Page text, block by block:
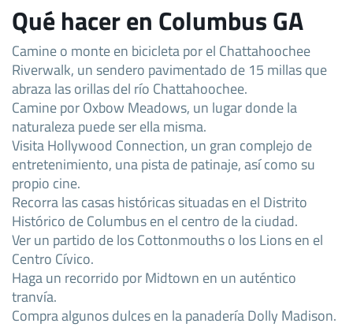
Qué hacer en Columbus GA
Camine o monte en bicicleta por el Chattahoochee
Riverwalk, un sendero pavimentado de 15 millas que
abraza las orillas del río Chattahoochee.
Camine por Oxbow Meadows, un lugar donde la
naturaleza puede ser ella misma.
Visita Hollywood Connection, un gran complejo de
entretenimiento, una pista de patinaje, así como su
propio cine.
Recorra las casas históricas situadas en el Distrito
Histórico de Columbus en el centro de la ciudad.
Ver un partido de los Cottonmouths o los Lions en el
Centro Cívico.
Haga un recorrido por Midtown en un auténtico
tranvía.
Compra algunos dulces en la panadería Dolly Madison.